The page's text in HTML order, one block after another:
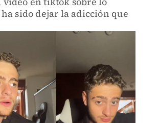
sido dejar la adicción que